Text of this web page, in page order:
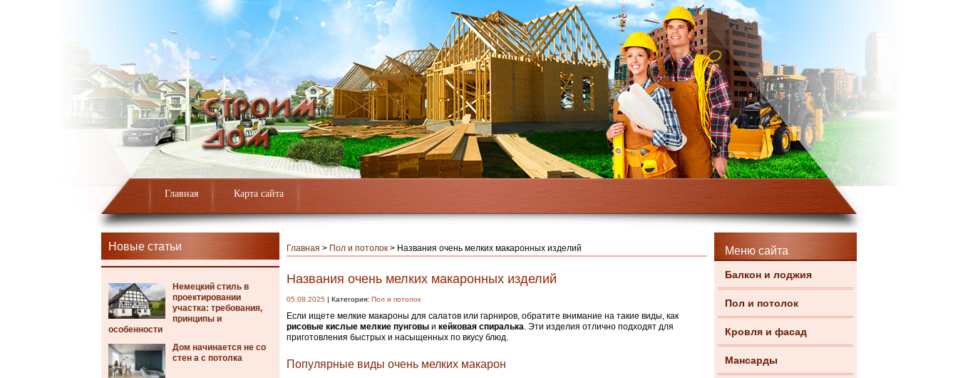
Главная Карта сайта
Новые статьи
Немецкий стиль в
проектировании
участка: требования,
принципы и
особенности
Дом начинается не со
стен а с потолка
Меню сайта
Балкон и лоджия
Пол и потолок
Кровля и фасад
Мансарды
Главная > Пол и потолок > Названия очень мелких макаронных изделий
Названия очень мелких макаронных изделий
05.08.2025 | Категория: Пол и потолок
Если ищете мелкие макароны для салатов или гарниров, обратите внимание на такие виды, как
рисовые кислые мелкие пунговы и кейковая спиралька. Эти изделия отлично подходят для
приготовления быстрых и насыщенных по вкусу блюд.
Популярные виды очень мелких макарон